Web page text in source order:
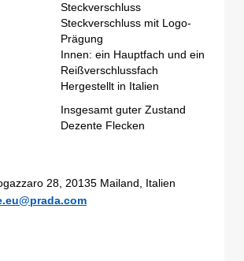
Steckverschluss
Steckverschluss mit Logo-
Prägung
Innen: ein Hauptfach und ein
Reißverschlussfach
Hergestellt in Italien
Insgesamt guter Zustand
Dezente Flecken
28, 20135 Mailand, Italien